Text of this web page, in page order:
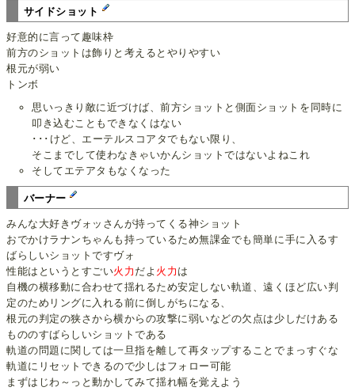
サイドショット
好意的に言って趣味枠
前方のショットは飾りと考えるとやりやすい
根元が弱い
トンボ
思いっきり敵に近づけば、前方ショットと側面ショットを同時に
叩き込むこともできなくはない
･･･けど、エーテルスコアタでもない限り、
そこまでして使わなきゃいかんショットではないよねこれ
そしてエテアタもなくなった
バーナー
みんな大好きヴォッさんが持ってくる神ショット
おでかけラナンちゃんも持っているため無課金でも簡単に手に入るす
ばらしいショットですヴォ
性能はというとすごい火力 だよ 火力 は
自機の横移動に合わせて揺れるため安定しない軌道、遠くほど広い判
定のためリングに入れる前に倒しがちになる、
根元の判定の狭さから横からの攻撃に弱いなどの欠点は少しだけある
もののすばらしいショットである
軌道の問題に関しては一旦指を離して再タップすることでまっすぐな
軌道にリセットできるので少しはフォロー可能
まずはじわ～っと動かしてみて揺れ幅を覚えよう